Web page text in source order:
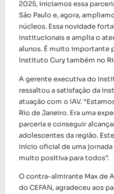
2025, iniciamos essa
São Paulo e, agora,
núcleos. Essa novidade
institucionais e amplia o
alunos. É muito importante
Instituto Cury também no
A gerente executiva do
ressaltou a satisfação da
atuação com o IAV.
Rio de Janeiro. Era uma
parceria e conseguir
adolescentes da região.
início oficial de uma
muito positiva para todos”.
O contra-almirante Max de
do CEFAN, agradeceu aos